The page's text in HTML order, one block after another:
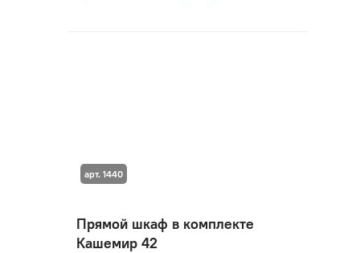
Прямой шкаф в комплекте
Кашемир 42
арт. 1440